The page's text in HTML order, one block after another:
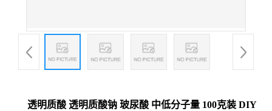
透明质酸 透明质酸钠 玻尿酸 中低分子量 100克装 DIY